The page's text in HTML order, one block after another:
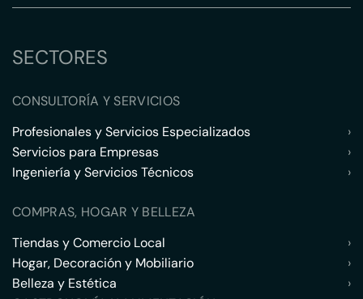
SECTORES
CONSULTORÍA Y SERVICIOS
Profesionales y Servicios Especializados
›
Servicios para Empresas
›
Ingeniería y Servicios Técnicos
›
COMPRAS, HOGAR Y BELLEZA
Tiendas y Comercio Local
›
Hogar, Decoración y Mobiliario
›
Belleza y Estética
›